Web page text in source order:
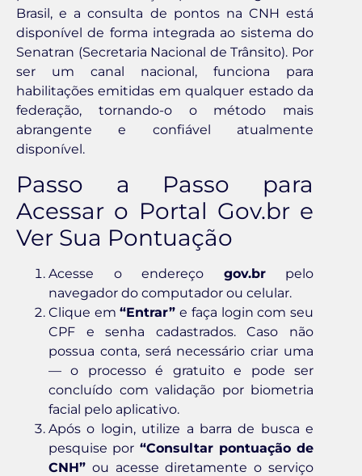
Brasil, e a consulta de pontos na CNH está
disponível de forma integrada ao sistema do
Senatran (Secretaria Nacional de Trânsito). Por
ser um canal nacional, funciona para
habilitações emitidas em qualquer estado da
federação, tornando-o o método mais
abrangente e confiável atualmente
disponível.
Passo a Passo para
Acessar o Portal Gov.br e
Ver Sua Pontuação
Acesse o endereço gov.brpelo
navegador do computador ou celular.
Clique em“Entrar” e faça login com seu
CPF e senha cadastrados. Caso não
possua conta, será necessário criar uma
— o processo é gratuito e pode ser
concluído com validação por biometria
facial pelo aplicativo.
Após o login, utilize a barra de busca e
pesquise por “Consultar pontuação de
CNH” ou acesse diretamente o serviço